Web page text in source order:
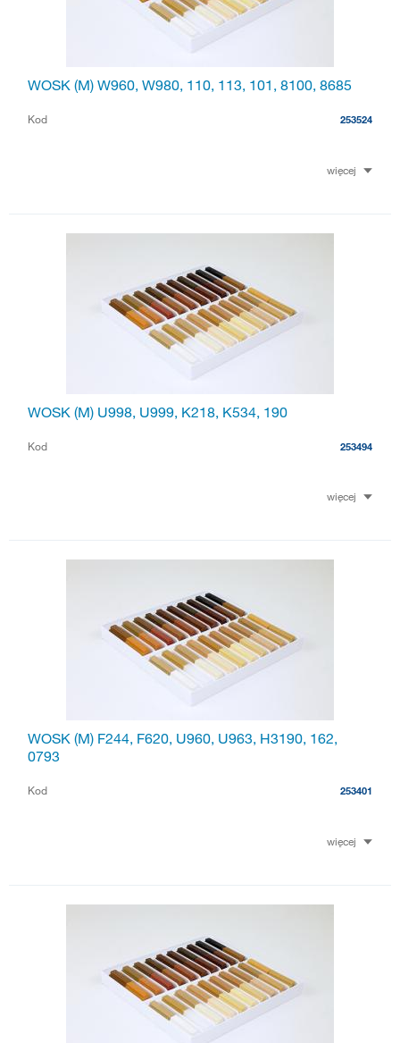
WOSK (M) W960, W980, 110, 113, 101, 8100, 8685
Kod 253524
więcej
WOSK (M) U998, U999, K218, K534, 190
Kod 253494
więcej
WOSK (M) F244, F620, U960, U963, H3190, 162,
0793
Kod 253401
więcej